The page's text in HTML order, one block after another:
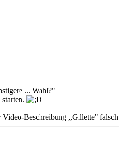
... Wahl?"
Beschreibung ,,Gillette" falsch